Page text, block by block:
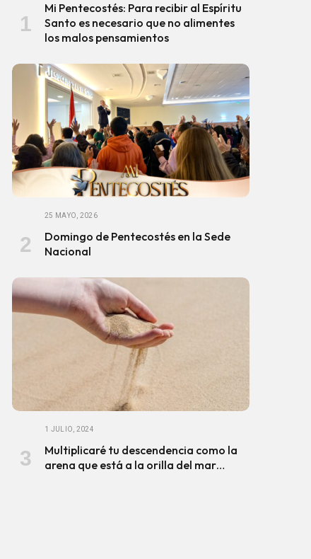
Mi Pentecostés: Para recibir al Espíritu
Santo es necesario que no alimentes
los malos pensamientos
25 MAYO, 2026
Domingo de Pentecostés en la Sede
Nacional
1 JULIO, 2024
Multiplicaré tu descendencia como la
arena que está a la orilla del mar…